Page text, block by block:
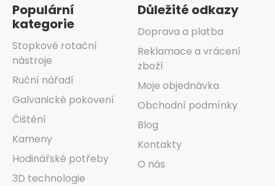
Populární
kategorie
Stopkové rotační
nástroje
Ruční nářadí
Galvanické pokovení
Čištění
Kameny
Hodinářské potřeby
3D technologie
Důležité odkazy
Doprava a platba
Reklamace a vrácení
zboží
Moje objednávka
Obchodní podmínky
Blog
Kontakty
O nás